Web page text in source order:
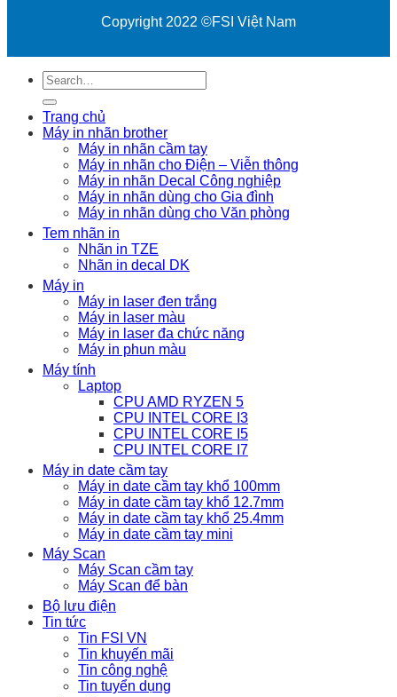
Copyright 2022 ©FSI Việt Nam
Search
for:
Trang chủ
Máy in nhãn brother
Máy in nhãn cầm tay
Máy in nhãn cho Điện – Viễn thông
Máy in nhãn Decal Công nghiệp
Máy in nhãn dùng cho Gia đình
Máy in nhãn dùng cho Văn phòng
Tem nhãn in
Nhãn in TZE
Nhãn in decal DK
Máy in
Máy in laser đen trắng
Máy in laser màu
Máy in laser đa chức năng
Máy in phun màu
Máy tính
Laptop
CPU AMD RYZEN 5
CPU INTEL CORE I3
CPU INTEL CORE I5
CPU INTEL CORE I7
Máy in date cầm tay
Máy in date cầm tay khổ 100mm
Máy in date cầm tay khổ 12.7mm
Máy in date cầm tay khổ 25.4mm
Máy in date cầm tay mini
Máy Scan
Máy Scan cầm tay
Máy Scan để bàn
Bộ lưu điện
Tin tức
Tin FSI VN
Tin khuyến mãi
Tin công nghệ
Tin tuyển dụng